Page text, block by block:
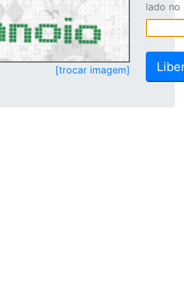
[trocar imagem]
lado no